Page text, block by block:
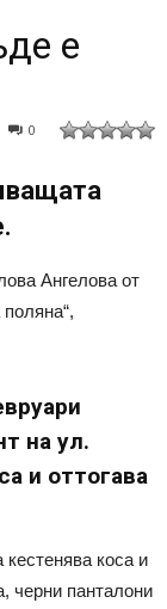
е
0
Ангелова от
на ул.
и оттогава
коса и
черни панталони